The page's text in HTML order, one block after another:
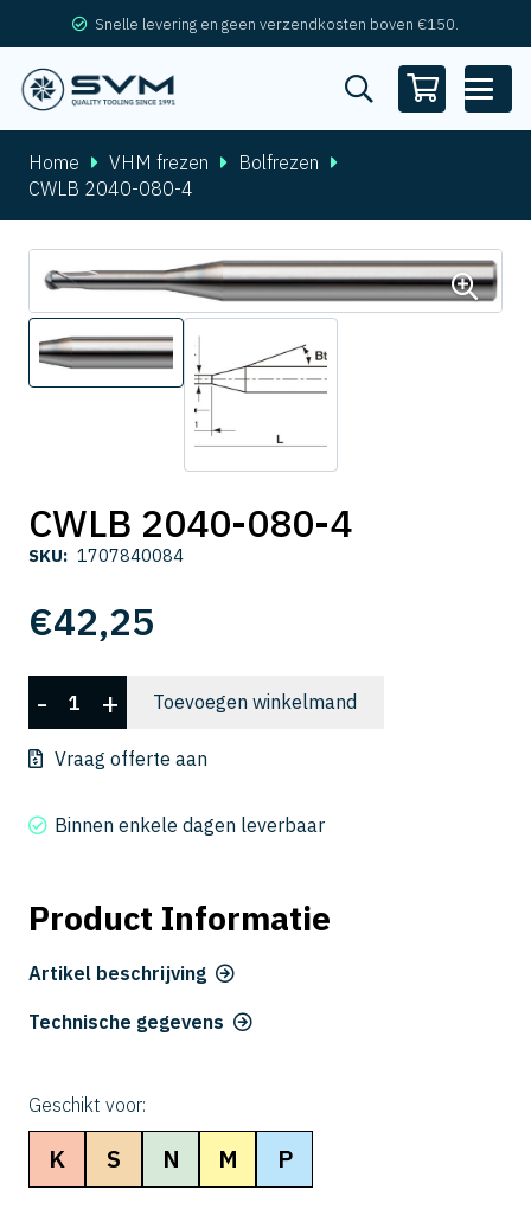
Snelle levering en geen verzendkosten boven €150.
Home VHM frezen
Bolfrezen
CWLB 2040-080-4
CWLB 2040-080-4
SKU: 1707840084
€42,25
CWLB
2040-
080-
aantal
- + Toevoegen winkelmand
Vraag offerte aan
Binnen enkele dagen leverbaar
Product Informatie
Artikel beschrijving
Technische gegevens
Geschikt voor:
K S N M P